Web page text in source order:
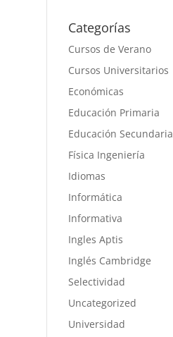
Categorías
Cursos de Verano
Cursos Universitarios
Económicas
Educación Primaria
Educación Secundaria
Física Ingeniería
Idiomas
Informática
Informativa
Ingles Aptis
Inglés Cambridge
Selectividad
Uncategorized
Universidad